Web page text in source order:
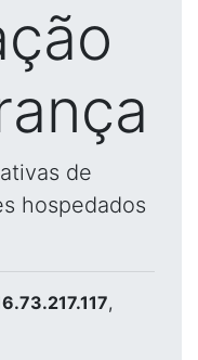
de
hospedados
,